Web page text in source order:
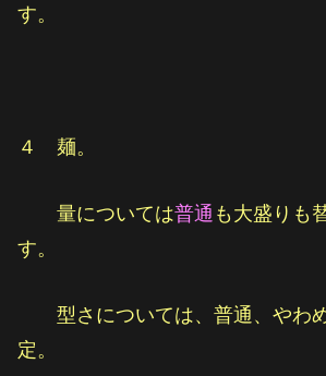
す。
４ 麺。
量については普通 も大盛りも
す。
型さについては、普通、やわめ
定。